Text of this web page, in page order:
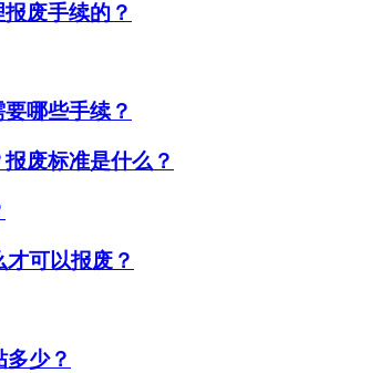
废手续的？
哪些手续？
废标准是什么？
可以报废？
少？